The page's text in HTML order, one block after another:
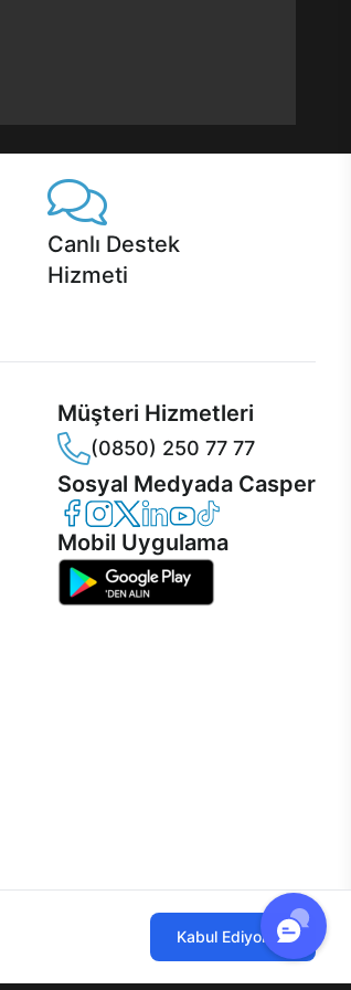
Canlı Destek
Hizmeti
Müşteri Hizmetleri
(0850) 250 77 77
Sosyal Medyada Casper
Casper Facebook
Casper Instagram
Casper Twitter
Casper LinkedIn
Casper YouTube
Casper TikTok
Mobil Uygulama
Mesafeli Satış Sözleşmesi Aydınlatma Metni
Kabul Ediyorum